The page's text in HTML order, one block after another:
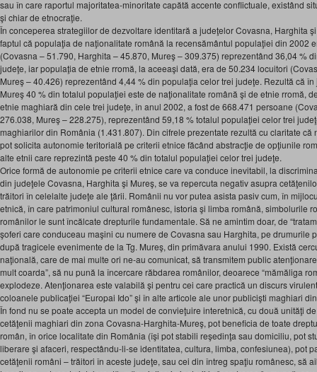
sau în care raportul majoritatea-minoritate capătă accente conflictuale, existând
şi chiar de etnocraţie.
În conceperea strategiilor de dezvoltare identitară a judeţelor Covasna, Harghita
faptul că populaţia de naţionalitate română la recensământul populaţiei din 2002
(Covasna – 51.790, Harghita – 45.870, Mureş – 309.375) reprezentând 36,04 %
judeţe, iar populaţia de etnie rromă, la aceeaşi dată, era de 50.234 locuitori
Mureş – 40.426) reprezentând 4,44 % din populaţia celor trei judeţe. Rezultă că
Mureş 40 % din totalul populaţiei este de naţionalitate română şi de etnie rromă,
etnie maghiară din cele trei judeţe, în anul 2002, a fost de 668.471 persoane
276.038, Mureş – 228.275), reprezentând 59,18 % totalul populaţiei celor trei
maghiarilor din România (1.431.807). Din cifrele prezentate rezultă cu claritate
pot solicita autonomie teritorială pe criterii etnice făcând abstracţie de opţiunile
alte etnii care reprezintă peste 40 % din totalul populaţiei celor trei judeţe.
Orice formă de autonomie pe criterii etnice care va conduce inevitabil, la
din judeţele Covasna, Harghita şi Mureş, se va repercuta negativ asupra
trăitori în celelalte judeţe ale ţării. Românii nu vor putea asista pasiv cum, în
etnică, în care patrimoniul cultural românesc, istoria şi limba română, simbolurile
românilor le sunt încălcate drepturile fundamentale. Să ne amintim doar, de
şoferi care conduceau maşini cu numere de Covasna sau Harghita, pe drumurile
după tragicele evenimente de la Tg. Mureş, din primăvara anului 1990. Există
naţională, care de mai multe ori ne-au comunicat, să transmitem public
mult coarda”, să nu pună la încercare răbdarea românilor, deoarece “mămăliga
explodeze. Atenţionarea este valabilă şi pentru cei care practică un discurs
coloanele publicaţiei “Europai Ido” şi în alte articole ale unor publicişti maghiari
În fond nu se poate accepta un model de convieţuire interetnică, cu două unităţi
cetăţenii maghiari din zona Covasna-Harghita-Mureş, pot beneficia de toate
român, în orice localitate din România (îşi pot stabili reşedinţa sau domiciliu, pot
liberare şi afaceri, respectându-li-se identitatea, cultura, limba, confesiunea), pot
cetăţenii români – trăitori în aceste judeţe, sau cei din întreg spaţiu românesc, să